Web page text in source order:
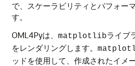
で、スケーラビリティとパフォー
す。
OML4Pyは、 matplotlibライブ
をレンダリングします。
ッドを使用して、作成されたイメ